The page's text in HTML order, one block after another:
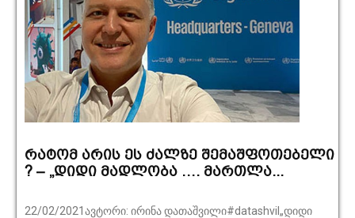
რატომ არის ეს ძალზე შემაშფოთებელი
? – „დიდი მადლობა …. მართლა...
22/02/2021ავტორი: ირინა დათაშვილი#datashvil„დიდი